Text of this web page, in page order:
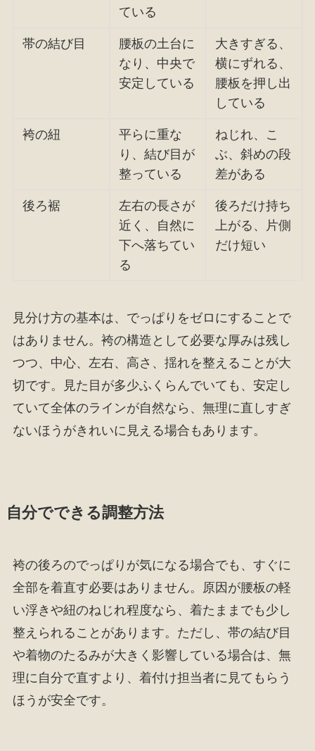
ている
帯の結び目
腰板の土台に
なり、中央で
安定している
大きすぎる、
横にずれる、
腰板を押し出
している
袴の紐
平らに重な
り、結び目が
整っている
ねじれ、こ
ぶ、斜めの段
差がある
後ろ裾
左右の長さが
近く、自然に
下へ落ちてい
る
後ろだけ持ち
上がる、片側
だけ短い
見分け方の基本は、でっぱりをゼロにすることで
はありません。袴の構造として必要な厚みは残し
つつ、中心、左右、高さ、揺れを整えることが大
切です。見た目が多少ふくらんでいても、安定し
ていて全体のラインが自然なら、無理に直しすぎ
ないほうがきれいに見える場合もあります。
自分でできる調整方法
袴の後ろのでっぱりが気になる場合でも、すぐに
全部を着直す必要はありません。原因が腰板の軽
い浮きや紐のねじれ程度なら、着たままでも少し
整えられることがあります。ただし、帯の結び目
や着物のたるみが大きく影響している場合は、無
理に自分で直すより、着付け担当者に見てもらう
ほうが安全です。